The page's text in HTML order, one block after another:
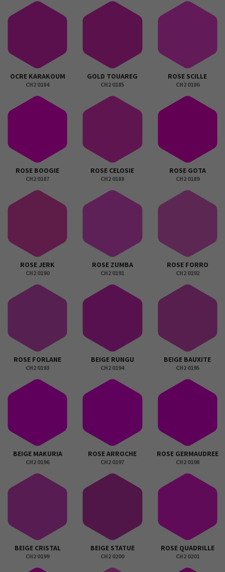
OCRE KARAKOUM
CH2 0184
GOLD TOUAREG
CH2 0185
ROSE SCILLE
CH2 0186
ROSE BOOGIE
CH2 0187
ROSE CELOSIE
CH2 0188
ROSE GOTA
CH2 0189
ROSE JERK
CH2 0190
ROSE ZUMBA
CH2 0191
ROSE FORRO
CH2 0192
ROSE FORLANE
CH2 0193
BEIGE RUNGU
CH2 0194
BEIGE BAUXITE
CH2 0195
BEIGE MAKURIA
CH2 0196
ROSE ARROCHE
CH2 0197
ROSE GERMAUDREE
CH2 0198
BEIGE CRISTAL
CH2 0199
BEIGE STATUE
CH2 0200
ROSE QUADRILLE
CH2 0201